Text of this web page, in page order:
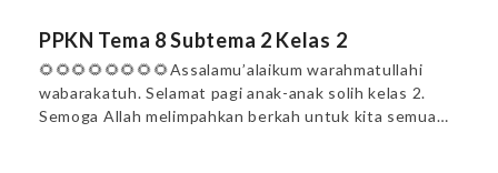
PPKN Tema 8 Subtema 2 Kelas 2
🌻🌻🌻🌻🌻🌻🌻🌻Assalamu’alaikum warahmatullahi
wabarakatuh. Selamat pagi anak-anak solih kelas 2.
Semoga Allah melimpahkan berkah untuk kita semua…